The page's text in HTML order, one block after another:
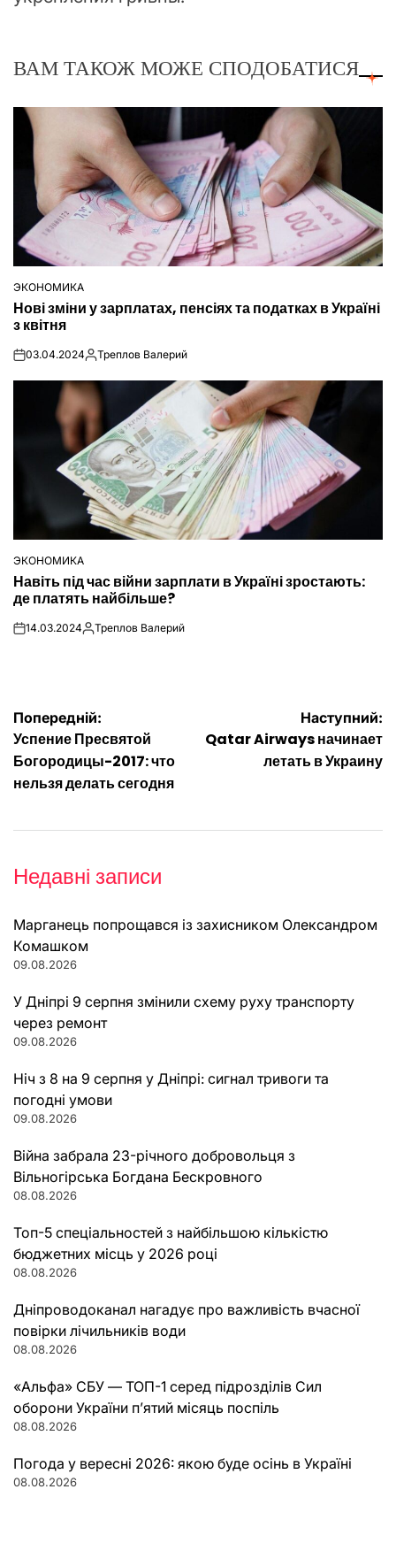
ВАМ ТАКОЖ МОЖЕ СПОДОБАТИСЯ
ОПУБЛІКУВАТИ
У
ЭКОНОМИКА
Нові зміни у зарплатах, пенсіях та податках в Україні
з квітня
on03.04.2024Опубліковано
Треплов Валерий
ОПУБЛІКУВАТИ
У
ЭКОНОМИКА
Навіть під час війни зарплати в Україні зростають:
де платять найбільше?
on14.03.2024Опубліковано
Треплов Валерий
Навігація
записів
Попередній:
Успение Пресвятой
Богородицы-2017: что
нельзя делать сегодня
Наступний:
Qatar Airways начинает
летать в Украину
Недавні записи
Марганець попрощався із захисником Олександром
Комашком
09.08.2026
У Дніпрі 9 серпня змінили схему руху транспорту
через ремонт
09.08.2026
Ніч з 8 на 9 серпня у Дніпрі: сигнал тривоги та
погодні умови
09.08.2026
Війна забрала 23-річного добровольця з
Вільногірська Богдана Бескровного
08.08.2026
Топ-5 спеціальностей з найбільшою кількістю
бюджетних місць у 2026 році
08.08.2026
Дніпроводоканал нагадує про важливість вчасної
повірки лічильників води
08.08.2026
«Альфа» СБУ — ТОП-1 серед підрозділів Сил
оборони України п’ятий місяць поспіль
08.08.2026
Погода у вересні 2026: якою буде осінь в Україні
08.08.2026